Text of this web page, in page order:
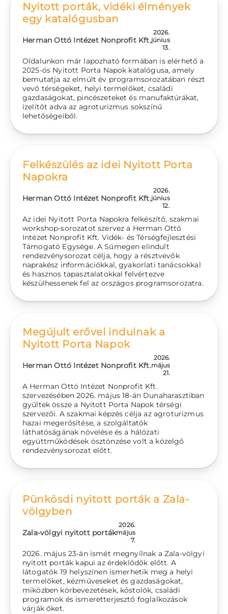
Nyitott porták, vidéki élmények
egy katalógusban
Herman Ottó Intézet Nonprofit Kft.
2026.
június
13.
Oldalunkon már lapozható formában is elérhető a
2025-ös Nyitott Porta Napok katalógusa, amely
bemutatja az elmúlt év programsorozatában részt
vevő térségeket, helyi termelőket, családi
gazdaságokat, pincészeteket és manufaktúrákat,
ízelítőt adva az agroturizmus sokszínű
lehetőségeiből.
Felkészülés az idei Nyitott Porta
Napokra
Herman Ottó Intézet Nonprofit Kft.
2026.
június
12.
Az idei Nyitott Porta Napokra felkészítő, szakmai
workshop-sorozatot szervez a Herman Ottó
Intézet Nonprofit Kft. Vidék- és Térségfejlesztési
Támogató Egysége. A Sümegen elindult
rendezvénysorozat célja, hogy a résztvevők
naprakész információkkal, gyakorlati tanácsokkal
és hasznos tapasztalatokkal felvértezve
készülhessenek fel az országos programsorozatra.
Megújult erővel indulnak a
Nyitott Porta Napok
Herman Ottó Intézet Nonprofit Kft.
2026.
május
21.
A Herman Ottó Intézet Nonprofit Kft.
szervezésében 2026. május 18-án Dunaharasztiban
gyűltek össze a Nyitott Porta Napok térségi
szervezői. A szakmai képzés célja az agroturizmus
hazai megerősítése, a szolgáltatók
láthatóságának növelése és a hálózati
együttműködések ösztönzése volt a közelgő
rendezvénysorozat előtt.
Pünkösdi nyitott porták a Zala-
völgyben
Zala-völgyi nyitott porták
2026.
május
7.
2026. május 23-án ismét megnyílnak a Zala-völgyi
nyitott porták kapui az érdeklődők előtt. A
látogatók 19 helyszínen ismerhetik meg a helyi
termelőket, kézműveseket és gazdaságokat,
miközben körbevezetések, kóstolók, családi
programok és ismeretterjesztő foglalkozások
várják őket.